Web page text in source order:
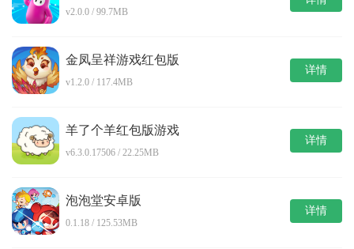
v2.0.0 / 99.7MB
金凤呈祥游戏红包版
v1.2.0 / 117.4MB
详情
羊了个羊红包版游戏
v6.3.0.17506 / 22.25MB
详情
泡泡堂安卓版
0.1.18 / 125.53MB
详情